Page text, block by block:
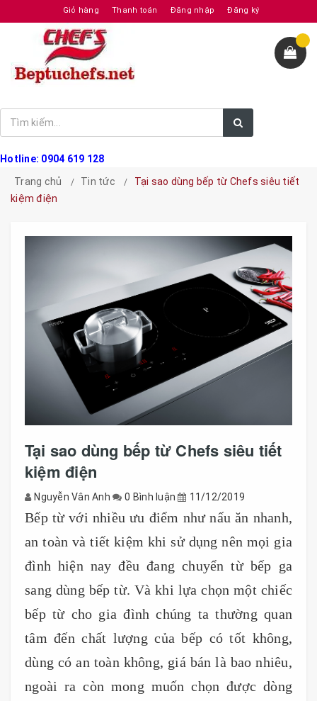
Giỏ hàng Thanh toán Đăng nhập Đăng ký
Hotline: 0904 619 128
Trang chủ
Tin tức
Tại sao dùng bếp từ Chefs siêu tiết
kiệm điện
Tại sao dùng bếp từ Chefs siêu tiết
kiệm điện
Nguyễn Vân Anh 0 Bình luận 11/12/2019
Bếp từ với nhiều ưu điểm như nấu ăn nhanh,
an toàn và tiết kiệm khi sử dụng nên mọi gia
đình hiện nay đều đang chuyển từ bếp ga
sang dùng bếp từ. Và khi lựa chọn một chiếc
bếp từ cho gia đình chúng ta thường quan
tâm đến chất lượng của bếp có tốt không,
dùng có an toàn không, giá bán là bao nhiêu,
ngoài ra còn mong muốn chọn được dòng